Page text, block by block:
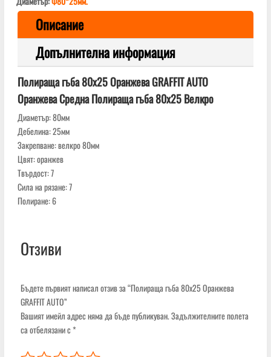
Описание
Допълнителна информация
Полираща гъба 80х25 Оранжева GRAFFIT AUTO
Оранжева Средна Полираща гъба 80x25 Велкро
Диаметър: 80мм
Дебелина: 25мм
Закрепване: велкро 80мм
Цвят: оранжев
Твърдост: 7
Сила на рязане: 7
Полиране: 6
Отзиви
Бъдете първият написал отзив за “Полираща гъба 80х25 Оранжева
GRAFFIT AUTO”
Вашият имейл адрес няма да бъде публикуван.Задължителните полета
са отбелязани с*